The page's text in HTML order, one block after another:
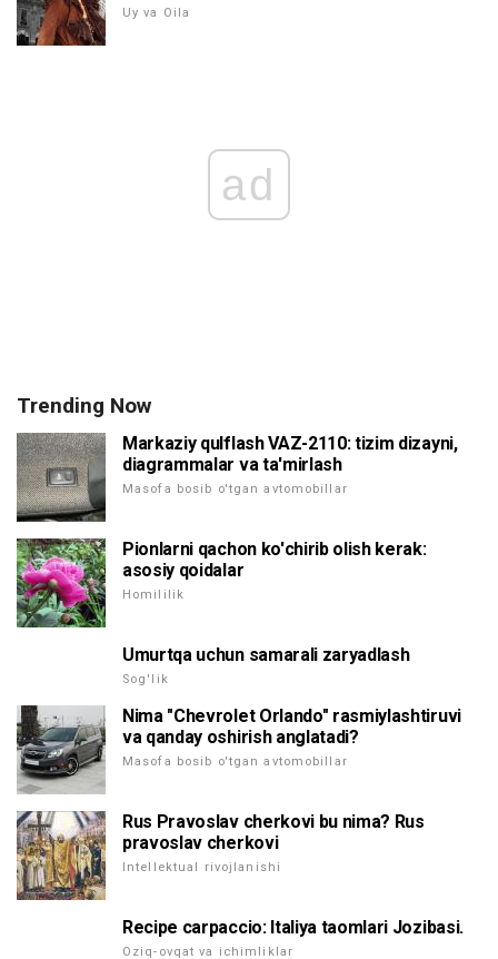
Uy va Oila
ad
Trending Now
Markaziy qulflash VAZ-2110: tizim dizayni,
diagrammalar va ta'mirlash
Masofa bosib o'tgan avtomobillar
Pionlarni qachon ko'chirib olish kerak:
asosiy qoidalar
Homililik
Umurtqa uchun samarali zaryadlash
Sog'lik
Nima "Chevrolet Orlando" rasmiylashtiruvi
va qanday oshirish anglatadi?
Masofa bosib o'tgan avtomobillar
Rus Pravoslav cherkovi bu nima? Rus
pravoslav cherkovi
Intellektual rivojlanishi
Recipe carpaccio: Italiya taomlari Jozibasi.
Oziq-ovqat va ichimliklar